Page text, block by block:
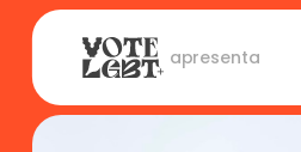
apresenta